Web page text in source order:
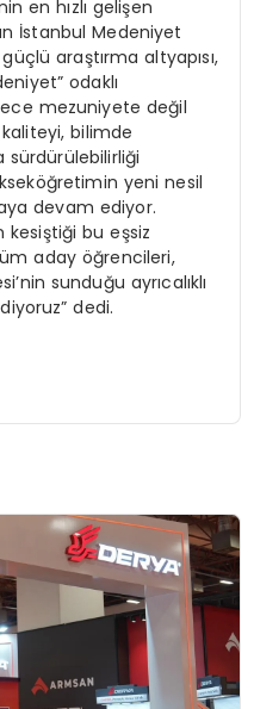
en hızlı gelişen
İstanbul Medeniyet
araştırma altyapısı,
odaklı
mezuniyete değil
bilimde
yeni nesil
devam ediyor.
kesiştiği bu eşsiz
aday öğrencileri,
sunduğu ayrıcalıklı
dedi.